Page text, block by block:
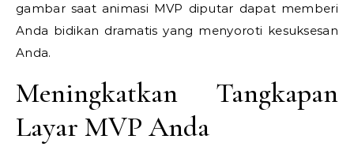
gambar saat animasi MVP diputar dapat memberi
Anda bidikan dramatis yang menyoroti kesuksesan
Anda.
Meningkatkan Tangkapan
Layar MVP Anda